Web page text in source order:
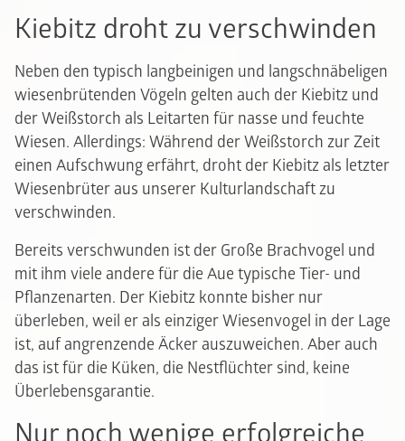
Kiebitz droht zu verschwinden
Neben den typisch langbeinigen und langschnäbeligen
wiesenbrütenden Vögeln gelten auch der Kiebitz und
der Weißstorch als Leitarten für nasse und feuchte
Wiesen. Allerdings: Während der Weißstorch zur Zeit
einen Aufschwung erfährt, droht der Kiebitz als letzter
Wiesenbrüter aus unserer Kulturlandschaft zu
verschwinden.
Bereits verschwunden ist der Große Brachvogel und
mit ihm viele andere für die Aue typische Tier- und
Pflanzenarten. Der Kiebitz konnte bisher nur
überleben, weil er als einziger Wiesenvogel in der Lage
ist, auf angrenzende Äcker auszuweichen. Aber auch
das ist für die Küken, die Nestflüchter sind, keine
Überlebensgarantie.
Nur noch wenige erfolgreiche